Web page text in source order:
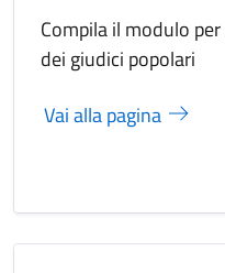
Compila il modulo
dei giudici popolari
Vai alla pagina